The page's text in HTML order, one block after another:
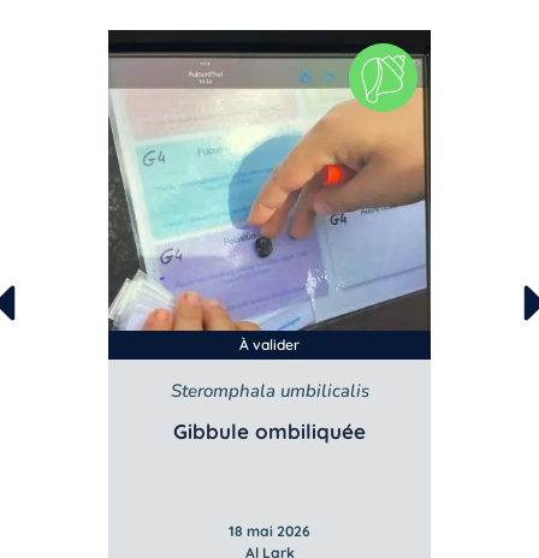
À valider
Steromphala umbilicalis
Gibbule ombiliquée
18 mai 2026
Al Lark